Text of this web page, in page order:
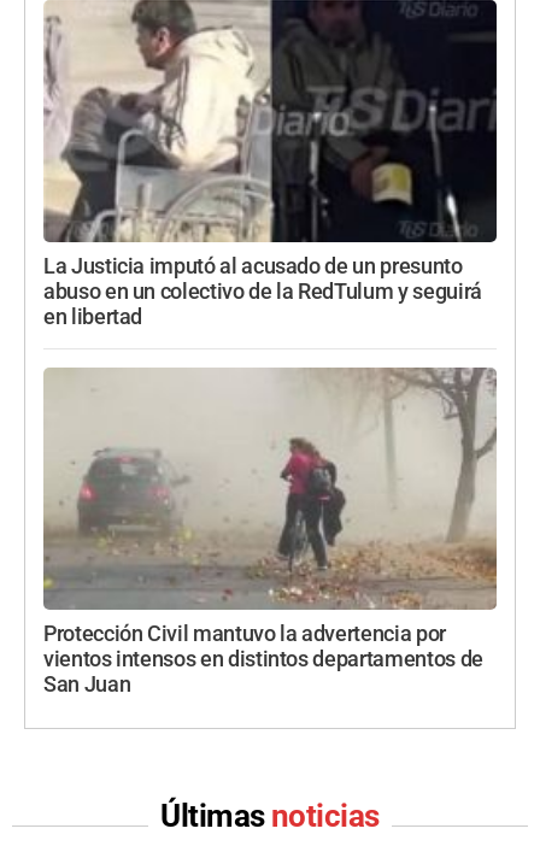
La Justicia imputó al acusado de un presunto
abuso en un colectivo de la RedTulum y seguirá
en libertad
Protección Civil mantuvo la advertencia por
vientos intensos en distintos departamentos de
San Juan
Últimas noticias